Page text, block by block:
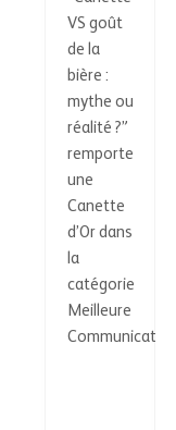
VS goût
de la
bière :
mythe ou
réalité ?”
remporte
une
Canette
d’Or dans
la
catégorie
Meilleure
Communication.